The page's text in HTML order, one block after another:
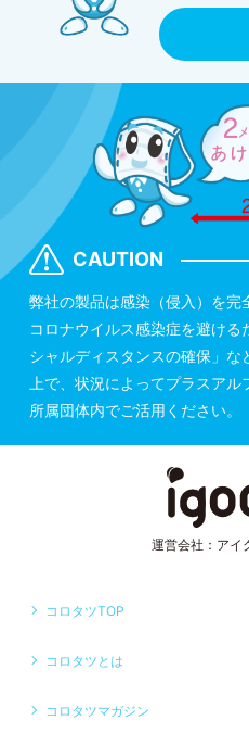
CAUTION
弊社の製品は感染（侵入）を完
コロナウイルス感染症を避け
シャルディスタンスの確保」
上で、状況によってプラスア
所属団体内でご活用ください。
運営会社：アイ
コロタツTOP
コロタツとは
コロタツマガジン